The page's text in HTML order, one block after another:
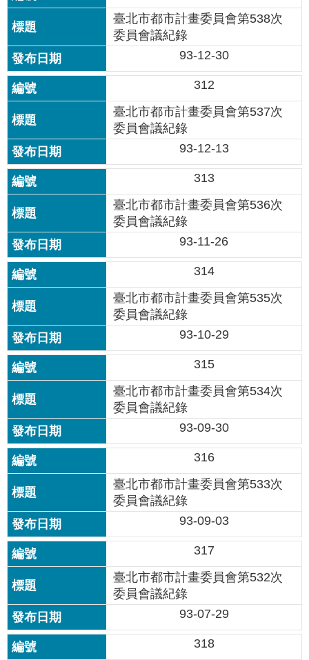
政
府
網
站
資
開
放
宣
告
私
權
及
資
訊
安
全
策
臺北市都市計畫委員會第538次
委員會議紀錄
93-12-30
312
臺北市都市計畫委員會第537次
委員會議紀錄
93-12-13
313
臺北市都市計畫委員會第536次
委員會議紀錄
93-11-26
314
臺北市都市計畫委員會第535次
委員會議紀錄
93-10-29
315
臺北市都市計畫委員會第534次
委員會議紀錄
93-09-30
316
臺北市都市計畫委員會第533次
委員會議紀錄
93-09-03
317
臺北市都市計畫委員會第532次
委員會議紀錄
93-07-29
318